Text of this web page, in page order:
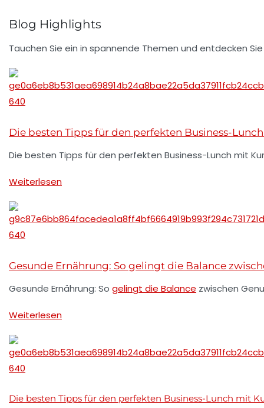
Blog Highlights
Tauchen Sie ein in spannende Themen und entdecken
Die besten Tipps für den perfekten Business-
Die besten Tipps für den perfekten Business-Lunch mit
Weiterlesen
Gesunde Ernährung: So gelingt die Balance
Gesunde Ernährung: So gelingt die Balance zwischen
Weiterlesen
Die besten Tipps für den perfekten Business-Lunch mit